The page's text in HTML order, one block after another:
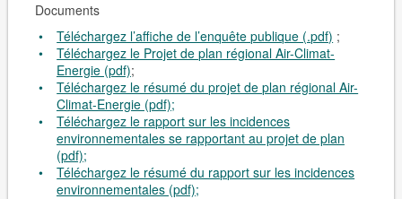
Documents
Téléchargez l’affiche de l’enquête publique (.pdf) ;
Téléchargez le Projet de plan régional Air-Climat-
Energie (pdf);
Téléchargez le résumé du projet de plan régional Air-
Climat-Energie (pdf);
Téléchargez le rapport sur les incidences
environnementales se rapportant au projet de plan
(pdf);
Téléchargez le résumé du rapport sur les incidences
environnementales (pdf);